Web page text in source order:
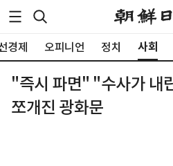
경제 오피니언 정치 사회
"즉시 파면" "수사가 내
쪼개진 광화문